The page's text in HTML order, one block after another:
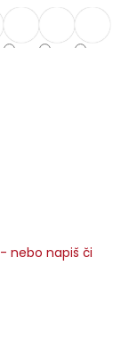
- nebo napiš či